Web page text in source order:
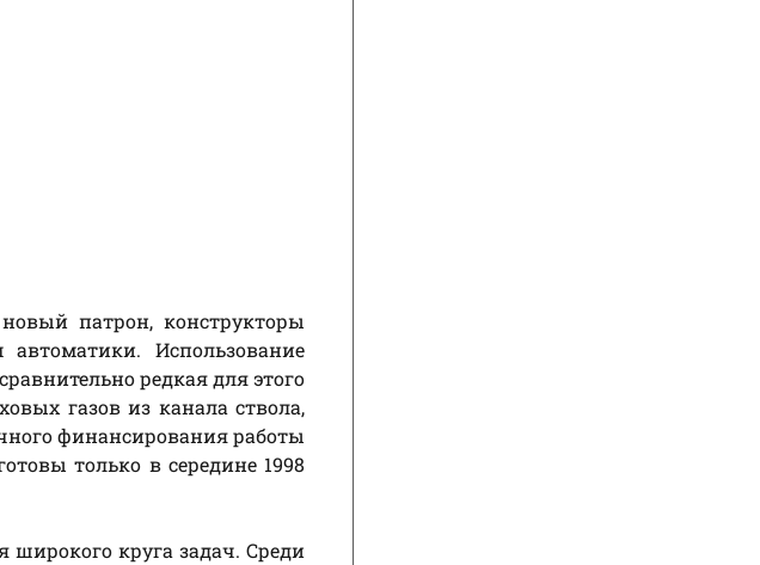
патрон, конструкторы
Использование
редкая для этого
газов из канала ствола,
финансирования работы
только в середине 1998
широкого круга задач. Среди